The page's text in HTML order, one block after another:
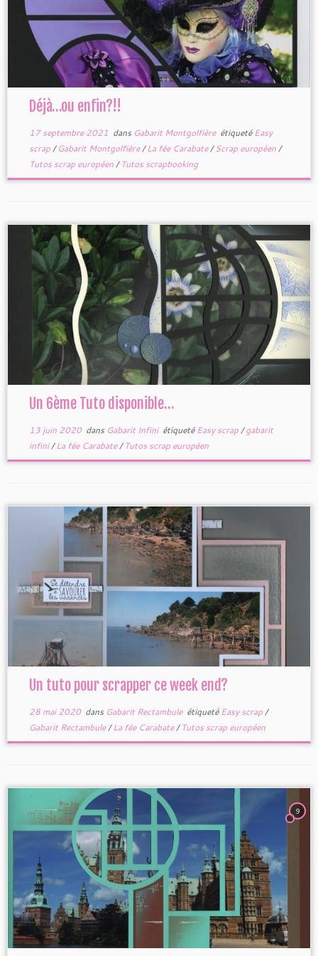
Déjà…ou enfin?!!
17 septembre 2021 dans Gabarit Montgolfière étiqueté Easy
scrap/Gabarit Montgolfière/La fée Carabate/Scrap européen/
Tutos scrap européen/Tutos scrapbooking
Un 6ème Tuto disponible…
13 juin 2020dans Gabarit Infini étiqueté Easy scrap/gabarit
infini/La fée Carabate/Tutos scrap européen
Un tuto pour scrapper ce week end?
28 mai 2020dans Gabarit Rectambule étiqueté Easy scrap/
Gabarit Rectambule/La fée Carabate/Tutos scrap européen
9